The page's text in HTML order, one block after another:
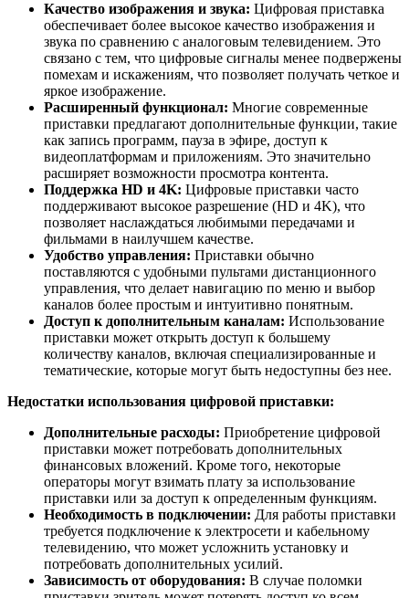
Качество изображения и звука: Цифровая приставка
обеспечивает более высокое качество изображения и
звука по сравнению с аналоговым телевидением. Это
связано с тем, что цифровые сигналы менее подвержены
помехам и искажениям, что позволяет получать четкое и
яркое изображение.
Расширенный функционал: Многие современные
приставки предлагают дополнительные функции, такие
как запись программ, пауза в эфире, доступ к
видеоплатформам и приложениям. Это значительно
расширяет возможности просмотра контента.
Поддержка HD и 4K: Цифровые приставки часто
поддерживают высокое разрешение (HD и 4K), что
позволяет наслаждаться любимыми передачами и
фильмами в наилучшем качестве.
Удобство управления: Приставки обычно
поставляются с удобными пультами дистанционного
управления, что делает навигацию по меню и выбор
каналов более простым и интуитивно понятным.
Доступ к дополнительным каналам: Использование
приставки может открыть доступ к большему
количеству каналов, включая специализированные и
тематические, которые могут быть недоступны без нее.
Недостатки использования цифровой приставки:
Дополнительные расходы: Приобретение цифровой
приставки может потребовать дополнительных
финансовых вложений. Кроме того, некоторые
операторы могут взимать плату за использование
приставки или за доступ к определенным функциям.
Необходимость в подключении: Для работы приставки
требуется подключение к электросети и кабельному
телевидению, что может усложнить установку и
потребовать дополнительных усилий.
Зависимость от оборудования: В случае поломки